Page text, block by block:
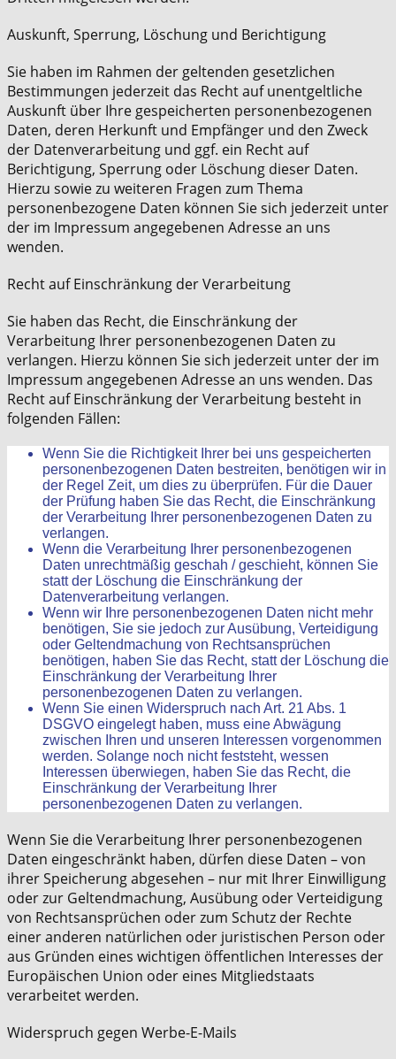
Auskunft, Sperrung, Löschung und Berichtigung
Sie haben im Rahmen der geltenden gesetzlichen
Bestimmungen jederzeit das Recht auf unentgeltliche
Auskunft über Ihre gespeicherten personenbezogenen
Daten, deren Herkunft und Empfänger und den Zweck
der Datenverarbeitung und ggf. ein Recht auf
Berichtigung, Sperrung oder Löschung dieser Daten.
Hierzu sowie zu weiteren Fragen zum Thema
personenbezogene Daten können Sie sich jederzeit unter
der im Impressum angegebenen Adresse an uns
wenden.
Recht auf Einschränkung der Verarbeitung
Sie haben das Recht, die Einschränkung der
Verarbeitung Ihrer personenbezogenen Daten zu
verlangen. Hierzu können Sie sich jederzeit unter der im
Impressum angegebenen Adresse an uns wenden. Das
Recht auf Einschränkung der Verarbeitung besteht in
folgenden Fällen:
Wenn Sie die Richtigkeit Ihrer bei uns gespeicherten
personenbezogenen Daten bestreiten, benötigen wir in
der Regel Zeit, um dies zu überprüfen. Für die Dauer
der Prüfung haben Sie das Recht, die Einschränkung
der Verarbeitung Ihrer personenbezogenen Daten zu
verlangen.
Wenn die Verarbeitung Ihrer personenbezogenen
Daten unrechtmäßig geschah / geschieht, können Sie
statt der Löschung die Einschränkung der
Datenverarbeitung verlangen.
Wenn wir Ihre personenbezogenen Daten nicht mehr
benötigen, Sie sie jedoch zur Ausübung, Verteidigung
oder Geltendmachung von Rechtsansprüchen
benötigen, haben Sie das Recht, statt der Löschung die
Einschränkung der Verarbeitung Ihrer
personenbezogenen Daten zu verlangen.
Wenn Sie einen Widerspruch nach Art. 21 Abs. 1
DSGVO eingelegt haben, muss eine Abwägung
zwischen Ihren und unseren Interessen vorgenommen
werden. Solange noch nicht feststeht, wessen
Interessen überwiegen, haben Sie das Recht, die
Einschränkung der Verarbeitung Ihrer
personenbezogenen Daten zu verlangen.
Wenn Sie die Verarbeitung Ihrer personenbezogenen
Daten eingeschränkt haben, dürfen diese Daten – von
ihrer Speicherung abgesehen – nur mit Ihrer Einwilligung
oder zur Geltendmachung, Ausübung oder Verteidigung
von Rechtsansprüchen oder zum Schutz der Rechte
einer anderen natürlichen oder juristischen Person oder
aus Gründen eines wichtigen öffentlichen Interesses der
Europäischen Union oder eines Mitgliedstaats
verarbeitet werden.
Widerspruch gegen Werbe-E-Mails